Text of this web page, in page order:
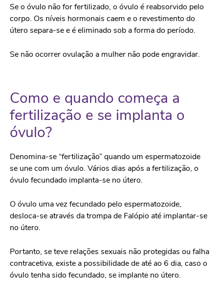
Se o óvulo não for fertilizado, o óvulo é reabsorvido pelo
corpo. Os níveis hormonais caem e o revestimento do
útero separa-se e é eliminado sob a forma do período.
Se não ocorrer ovulação a mulher não pode engravidar.
Como e quando começa a
fertilização e se implanta o
óvulo?
Denomina-se “fertilização” quando um espermatozoide
se une com um óvulo. Vários dias após a fertilização, o
óvulo fecundado implanta-se no útero.
O óvulo uma vez fecundado pelo espermatozoide,
desloca-se através da trompa de Falópio até implantar-se
no útero.
Portanto, se teve relações sexuais não protegidas ou falha
contracetiva, existe a possibilidade de até ao 6 dia, caso o
óvulo tenha sido fecundado, se implante no útero.